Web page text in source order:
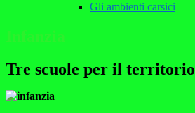
Gli ambienti carsici
Infanzia
Tre scuole per il territorio